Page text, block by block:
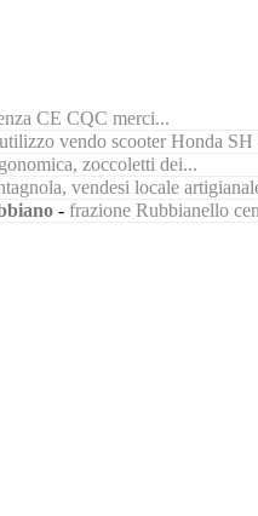
CE CQC merci...
vendo scooter Honda SH
zoccoletti dei...
vendesi locale
- frazione Rubbianello